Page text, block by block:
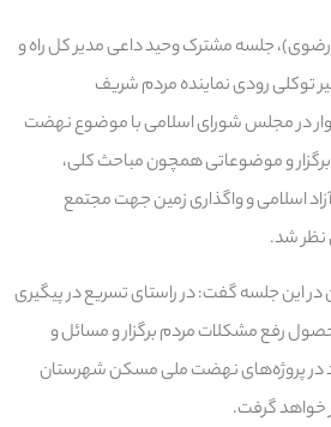
جلسه مشترک وحید داعی مدیر کل راه و
توکلی رودی نماینده مردم شریف
در مجلس شورای اسلامی با موضوع نهضت
و موضوعاتی همچون مباحث کلی،
اسلامی و واگذاری زمین جهت مجتمع
نظر شد.
در این جلسه گفت: در راستای تسریع در پیگیری
رفع مشکلات مردم برگزار و مسائل و
پروژه‌های نهضت ملی مسکن شهرستان
خواهد گرفت.